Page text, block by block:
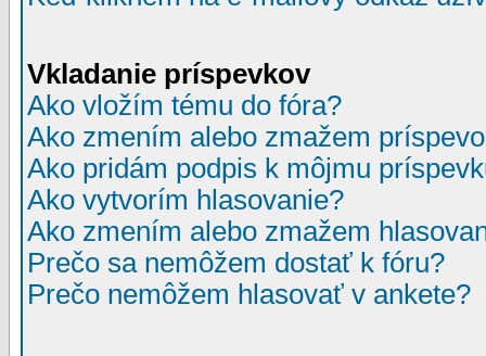
Vkladanie príspevkov
Ako vložím tému do fóra?
Ako zmením alebo zmažem
Ako pridám podpis k môjmu
Ako vytvorím hlasovanie?
Ako zmením alebo zmažem
Prečo sa nemôžem dostať k fóru?
Prečo nemôžem hlasovať v ankete?